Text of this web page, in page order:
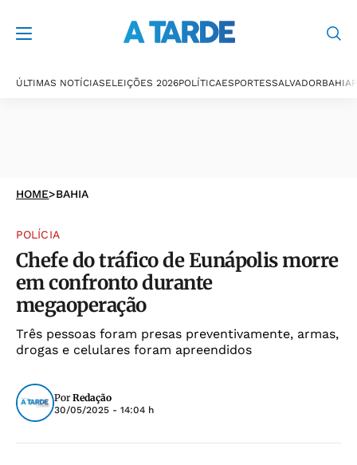
ÚLTIMAS NOTÍCIASELEIÇÕES 2026POLÍTICAESPORTESSALVADORBAHIA
HOME>BAHIA
POLÍCIA
Chefe do tráfico de Eunápolis morre
em confronto durante
megaoperação
Três pessoas foram presas preventivamente, armas,
drogas e celulares foram apreendidos
Por Redação
30/05/2025 - 14:04 h